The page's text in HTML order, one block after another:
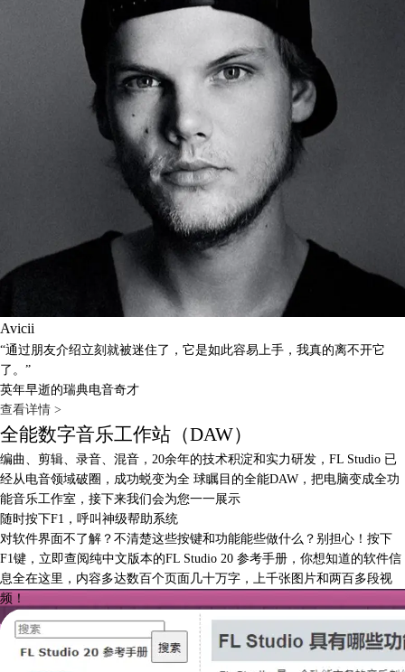
Avicii
“通过朋友介绍立刻就被迷住了，它是如此容易上手，我真的离不开它
了。”
英年早逝的瑞典电音奇才
查看详情 >
全能数字音乐工作站（DAW）
编曲、剪辑、录音、混音，20余年的技术积淀和实力研发，FL Studio 已
经从电音领域破圈，成功蜕变为全 球瞩目的全能DAW，把电脑变成全功
能音乐工作室，接下来我们会为您一一展示
随时按下F1，呼叫神级帮助系统
对软件界面不了解？不清楚这些按键和功能能些做什么？别担心！按下
F1键，立即查阅纯中文版本的FL Studio 20 参考手册，你想知道的软件信
息全在这里，内容多达数百个页面几十万字，上千张图片和两百多段视
频！